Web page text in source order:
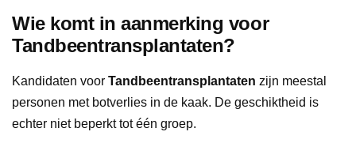
Wie komt in aanmerking voor
Tandbeentransplantaten?
Kandidaten voor Tandbeentransplantaten zijn meestal
personen met botverlies in de kaak. De geschiktheid is
echter niet beperkt tot één groep.